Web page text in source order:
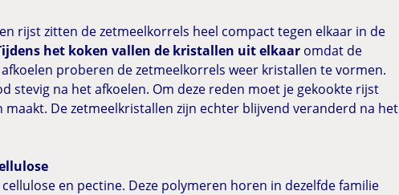
rijst zitten de zetmeelkorrels heel compact tegen elkaar in de
het koken vallen de kristallen uit elkaar omdat de
proberen de zetmeelkorrels weer kristallen te vormen.
stevig na het afkoelen. Om deze reden moet je gekookte rijst
De zetmeelkristallen zijn echter blijvend veranderd na het
en pectine. Deze polymeren horen in dezelfde familie